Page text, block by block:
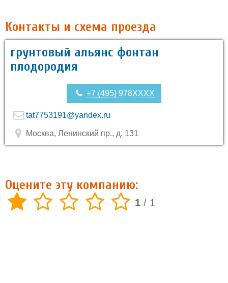
Контакты и схема проезда
грунтовый альянс фонтан
плодородия
+7 (495) 978XXXX
tat7753191@yandex.ru
Москва, Ленинский пр., д. 131
Оцените эту компанию:
1 / 1